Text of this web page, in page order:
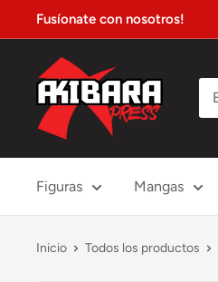
directamente
contenido
Fusíonate con nosotros!
Akibara
Xpress
Figuras Mangas
Inicio Todos los productos